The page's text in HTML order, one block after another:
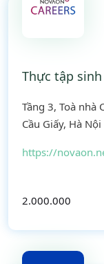
Thực tập
Tầng 3, Toà nhà
Cầu Giấy, Hà Nội
https://
2.000.000